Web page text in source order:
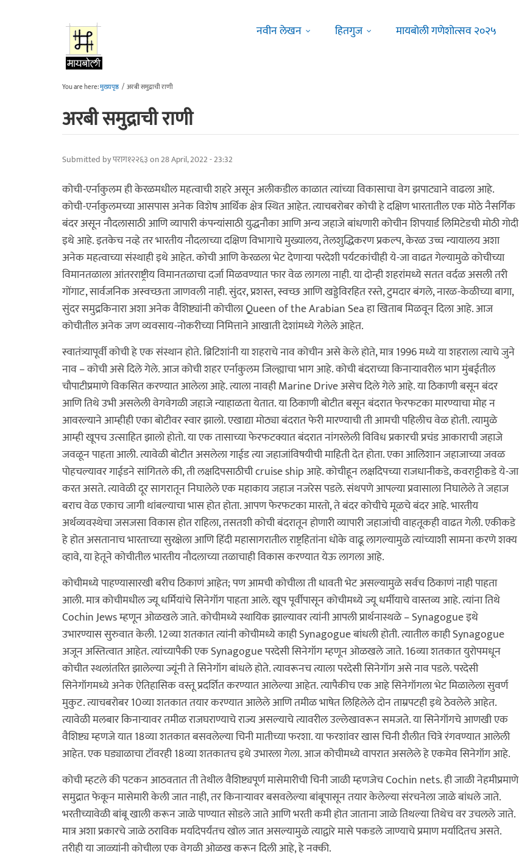
नवीन लेखन
हितगुज मायबोली गणेशोत्सव २०२५
You are here:मुख्यपृष्ठ / अरबी समुद्राची राणी
अरबी समुद्राची राणी
Submitted byपराग१२२६३on 28 April, 2022 - 23:32
कोची-एर्नाकुलम ही केरळमधील महत्वाची शहरे असून अलीकडील काळात त्यांच्या विकासाचा वेग झपाट्याने वाढला आहे.
कोची-एर्नाकुलमच्या आसपास अनेक विशेष आर्थिक क्षेत्र स्थित आहेत. त्याचबरोबर कोची हे दक्षिण भारतातील एक मोठे नैसर्गिक
बंदर असून नौदलासाठी आणि व्यापारी कंपन्यांसाठी युद्धनौका आणि अन्य जहाजे बांधणारी कोचीन शिपयार्ड लिमिटेडची मोठी गोदी
इथे आहे. इतकेच नव्हे तर भारतीय नौदलाच्या दक्षिण विभागाचे मुख्यालय, तेलशुद्धिकरण प्रकल्प, केरळ उच्च न्यायालय अशा
अनेक महत्वाच्या संस्थाही इथे आहेत. कोची आणि केरळला भेट देणाऱ्या परदेशी पर्यटकांचीही ये-जा वाढत गेल्यामुळे कोचीच्या
विमानतळाला आंतरराष्ट्रीय विमानतळाचा दर्जा मिळवण्यात फार वेळ लागला नाही. या दोन्ही शहरांमध्ये सतत वर्दळ असली तरी
गोंगाट, सार्वजनिक अस्वच्छता जाणवली नाही. सुंदर, प्रशस्त, स्वच्छ आणि खड्डेविरहित रस्ते, टुमदार बंगले, नारळ-केळीच्या बागा,
सुंदर समुद्रकिनारा अशा अनेक वैशिष्ट्यांनी कोचीला Queen of the Arabian Sea हा खिताब मिळवून दिला आहे. आज
कोचीतील अनेक जण व्यवसाय-नोकरीच्या निमित्ताने आखाती देशांमध्ये गेलेले आहेत.
स्वातंत्र्यापूर्वी कोची हे एक संस्थान होते. ब्रिटिशांनी या शहराचे नाव कोचीन असे केले होते, मात्र 1996 मध्ये या शहराला त्याचे जुने
नाव – कोची असे दिले गेले. आज कोची शहर एर्नाकुलम जिल्ह्याचा भाग आहे. कोची बंदराच्या किनाऱ्यावरील भाग मुंबईतील
चौपाटीप्रमाणे विकसित करण्यात आलेला आहे. त्याला नावही Marine Drive असेच दिले गेले आहे. या ठिकाणी बसून बंदर
आणि तिथे उभी असलेली वेगवेगळी जहाजे न्याहाळता येतात. या ठिकाणी बोटीत बसून बंदरात फेरफटका मारण्याचा मोह न
आवरल्याने आम्हीही एका बोटीवर स्वार झालो. एखाद्या मोठ्या बंदरात फेरी मारण्याची ती आमची पहिलीच वेळ होती. त्यामुळे
आम्ही खूपच उत्साहित झालो होतो. या एक तासाच्या फेरफटक्यात बंदरात नांगरलेली विविध प्रकारची प्रचंड आकाराची जहाजे
जवळून पाहता आली. त्यावेळी बोटीत असलेला गाईड त्या जहाजांविषयीची माहिती देत होता. एका आलिशान जहाजाच्या जवळ
पोहचल्यावर गाईडने सांगितले की, ती लक्षदिपसाठीची cruise ship आहे. कोचीहून लक्षदिपच्या राजधानीकडे, कवराट्टीकडे ये-जा
करत असते. त्यावेळी दूर सागरातून निघालेले एक महाकाय जहाज नजरेस पडले. संथपणे आपल्या प्रवासाला निघालेले ते जहाज
बराच वेळ एकाच जागी थांबल्याचा भास होत होता. आपण फेरफटका मारतो, ते बंदर कोचीचे मूळचे बंदर आहे. भारतीय
अर्थव्यवस्थेचा जसजसा विकास होत राहिला, तसतशी कोची बंदरातून होणारी व्यापारी जहाजांची वाहतूकही वाढत गेली. एकीकडे
हे होत असतानाच भारताच्या सुरक्षेला आणि हिंदी महासागरातील राष्ट्रहितांना धोके वाढू लागल्यामुळे त्यांच्याशी सामना करणे शक्य
व्हावे, या हेतूने कोचीतील भारतीय नौदलाच्या तळाचाही विकास करण्यात येऊ लागला आहे.
कोचीमध्ये पाहण्यासारखी बरीच ठिकाणं आहेत; पण आमची कोचीला ती धावती भेट असल्यामुळे सर्वच ठिकाणं नाही पाहता
आली. मात्र कोचीमधील ज्यू धर्मियांचे सिनेगॉग पाहता आले. खूप पूर्वीपासून कोचीमध्ये ज्यू धर्मीयाचे वास्तव्य आहे. त्यांना तिथे
Cochin Jews म्हणून ओळखले जाते. कोचीमध्ये स्थायिक झाल्यावर त्यांनी आपली प्रार्थनास्थळे – Synagogue इथे
उभारण्यास सुरुवात केली. 12व्या शतकात त्यांनी कोचीमध्ये काही Synagogue बांधली होती. त्यातील काही Synagogue
अजून अस्तित्वात आहेत. त्यांच्यापैकी एक Synagogue परदेसी सिनेगॉग म्हणून ओळखले जाते. 16व्या शतकात युरोपमधून
कोचीत स्थलांतरित झालेल्या ज्यूंनी ते सिनेगॉग बांधले होते. त्यावरूनच त्याला परदेसी सिनेगॉग असे नाव पडले. परदेसी
सिनेगॉगमध्ये अनेक ऐतिहासिक वस्तू प्रदर्शित करण्यात आलेल्या आहेत. त्यापैकीच एक आहे सिनेगॉगला भेट मिळालेला सुवर्ण
मुकुट. त्याचबरोबर 10व्या शतकात तयार करण्यात आलेले आणि तमीळ भाषेत लिहिलेले दोन ताम्रपटही इथे ठेवलेले आहेत.
त्यावेळी मलबार किनाऱ्यावर तमीळ राजघराण्याचे राज्य असल्याचे त्यावरील उल्लेखावरून समजते. या सिनेगॉगचे आणखी एक
वैशिष्ट्य म्हणजे यात 18व्या शतकात बसवलेल्या चिनी मातीच्या फरशा. या फरशांवर खास चिनी शैलीत चित्रे रंगवण्यात आलेली
आहेत. एक घड्याळाचा टॉवरही 18व्या शतकातच इथे उभारला गेला. आज कोचीमध्ये वापरात असलेले हे एकमेव सिनेगॉग आहे.
कोची म्हटले की पटकन आठवतात ती तेथील वैशिष्ट्यपूर्ण मासेमारीची चिनी जाळी म्हणजेच Cochin nets. ही जाळी नेहमीप्रमाणे
समुद्रात फेकून मासेमारी केली जात नाही, तर किनाऱ्यावर बसवलेल्या बांबूपासून तयार केलेल्या संरचनेला जाळे बांधले जाते.
भरतीच्यावेळी बांबू खाली करून जाळे पाण्यात सोडले जाते आणि भरती कमी होत जाताना जाळे तिथल्या तिथेच वर उचलले जाते.
मात्र अशा प्रकारचे जाळे ठराविक मर्यादेपर्यंतच खोल जात असल्यामुळे त्याद्वारे मासे पकडले जाण्याचे प्रमाण मर्यादितच असते.
तरीही या जाळ्यांनी कोचीला एक वेगळी ओळख करून दिली आहे, हे नक्की.